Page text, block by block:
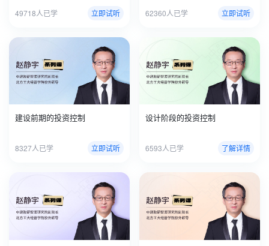
49718人已学 立即试听 62360人已学 立即试听
建设前期的投资控制
8327人已学 立即试听
设计阶段的投资控制
6593人已学 了解详情